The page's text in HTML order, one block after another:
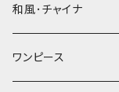
和風･チャイナ
ワンピース